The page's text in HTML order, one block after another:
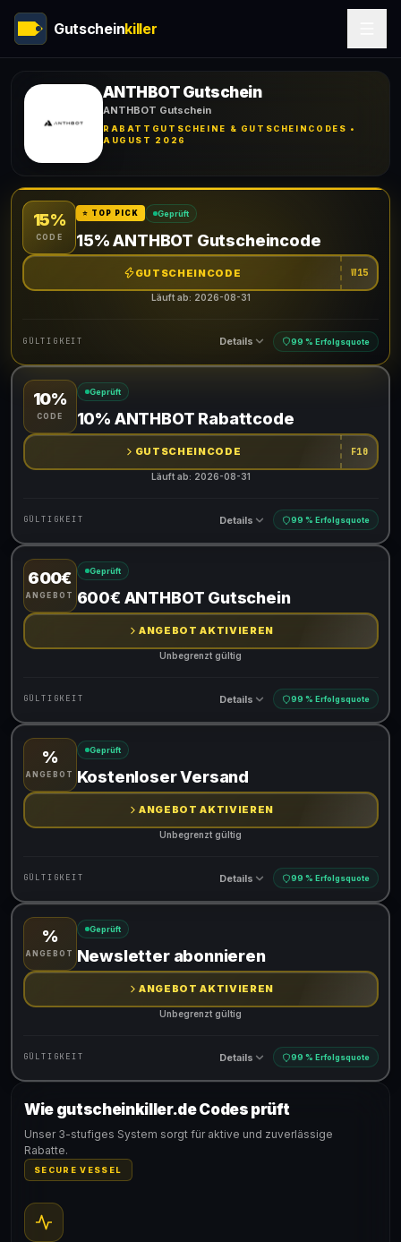
Gutscheinkiller
ANTHBOT Gutschein
ANTHBOT Gutschein
RABATTGUTSCHEINE & GUTSCHEINCODES •
AUGUST 2026
15%
CODE
⭐ TOP PICK Geprüft
15% ANTHBOT Gutscheincode
GUTSCHEINCODE W15
Läuft ab: 2026-08-31
GÜLTIGKEIT Details 99 % Erfolgsquote
Gültig für teilnehmende Produkte
Gib den Code an der Kasse ein, um den Rabatt zu erhalten
10%
CODE
Geprüft
10% ANTHBOT Rabattcode
GUTSCHEINCODE F10
Läuft ab: 2026-08-31
GÜLTIGKEIT Details 99 % Erfolgsquote
Gültig für teilnehmende Produkte
Gib den Code an der Kasse ein, um den Rabatt zu erhalten
600€
ANGEBOT
Geprüft
600€ ANTHBOT Gutschein
ANGEBOT AKTIVIEREN
Unbegrenzt gültig
GÜLTIGKEIT Details 99 % Erfolgsquote
Gültig für teilnehmende Produkte
%
ANGEBOT
Geprüft
Kostenloser Versand
ANGEBOT AKTIVIEREN
Unbegrenzt gültig
GÜLTIGKEIT Details 99 % Erfolgsquote
Gültig für teilnehmende Produkte
%
ANGEBOT
Geprüft
Newsletter abonnieren
ANGEBOT AKTIVIEREN
Unbegrenzt gültig
GÜLTIGKEIT Details 99 % Erfolgsquote
Gültig für teilnehmende Produkte
Wie gutscheinkiller.de Codes prüft
Unser 3-stufiges System sorgt für aktive und zuverlässige
Rabatte.
SECURE VESSEL